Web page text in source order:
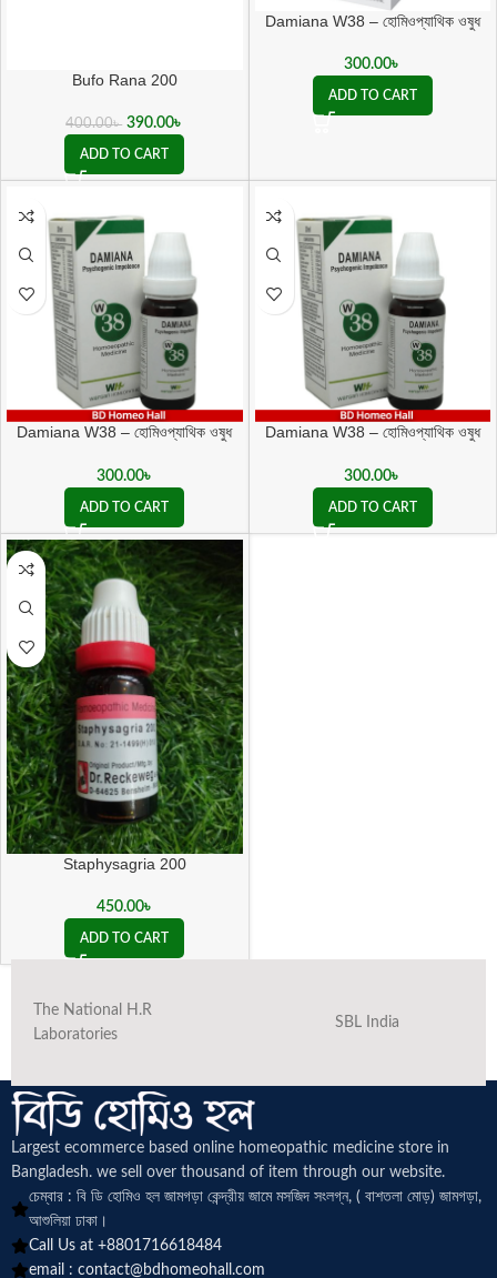
Bufo Rana 200
400.00৳ 390.00৳
ADD TO CART
Damiana W38 – হোমিওপ্যাথিক ওষুধ
দুর্বলতায় কার্যকর
300.00৳
ADD TO CART
Damiana W38 – হোমিওপ্যাথিক ওষুধ
দুর্বলতায় কার্যকর
300.00৳
ADD TO CART
Damiana W38 – হোমিওপ্যাথিক ওষুধ
দুর্বলতায় কার্যকর
300.00৳
ADD TO CART
Staphysagria 200
450.00৳
ADD TO CART
The National H.R
Laboratories
SBL India
Largest ecommerce based online homeopathic medicine store in
Bangladesh. we sell over thousand of item through our website.
চেম্বার : বি ডি হোমিও হল জামগড়া কেন্দ্রীয় জামে মসজিদ সংলগ্ন, ( বাশতলা মোড়) জামগড়া,
আশুলিয়া ঢাকা।
Call Us at +8801716618484
email : contact@bdhomeohall.com